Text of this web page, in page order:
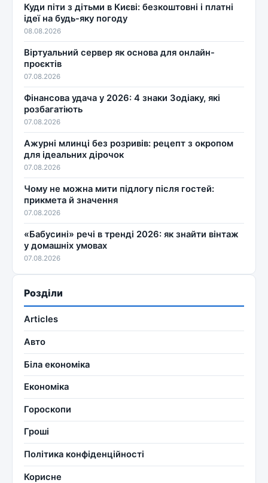
Куди піти з дітьми в Києві: безкоштовні і платні
ідеї на будь-яку погоду
08.08.2026
Віртуальний сервер як основа для онлайн-
проєктів
07.08.2026
Фінансова удача у 2026: 4 знаки Зодіаку, які
розбагатіють
07.08.2026
Ажурні млинці без розривів: рецепт з окропом
для ідеальних дірочок
07.08.2026
Чому не можна мити підлогу після гостей:
прикмета й значення
07.08.2026
«Бабусині» речі в тренді 2026: як знайти вінтаж
у домашніх умовах
07.08.2026
Розділи
Articles
Авто
Біла економіка
Економіка
Гороскопи
Гроші
Політика конфіденційності
Корисне